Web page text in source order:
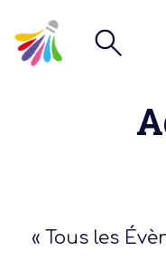
« Tous les